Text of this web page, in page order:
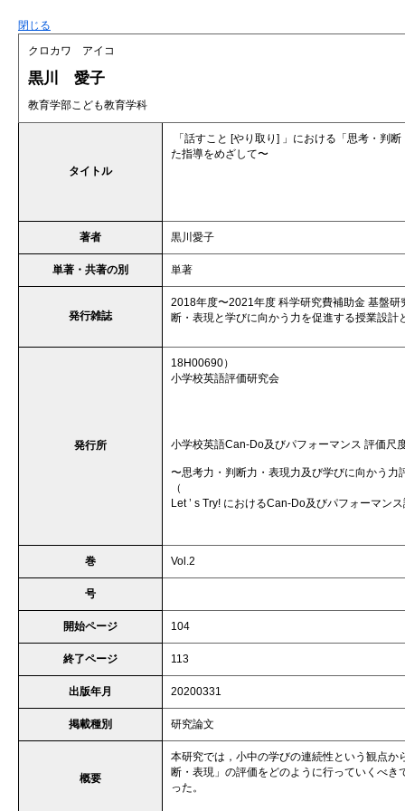
閉じる
クロカワ アイコ
黒川 愛子
教育学部こども教育学科
タイトル
「話すこと [やり取り] 」における「思考・判
た指導をめざして〜
著者 黒川愛子
単著・共著の別 単著
発行雑誌
2018年度〜2021年度 科学研究費補助金 基盤
断・表現と学びに向かう力を促進する授業設計
発行所
18H00690）
小学校英語評価研究会
小学校英語Can-Do及びパフォーマンス 評価尺
〜思考力・判断力・表現力及び学びに向かう力
（
Let ’ s Try! におけるCan-Do及びパフォーマン
巻 Vol.2
号
開始ページ 104
終了ページ 113
出版年月 20200331
掲載種別 研究論文
概要
本研究では，小中の学びの連続性という観点
断・表現」の評価をどのように行っていくべ
った。